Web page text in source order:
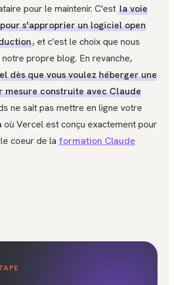
pour le maintenir. C'est la voie
s'approprier un logiciel open
, et c'est le choix que nous
propre blog. En revanche,
dès que vous voulez héberger une
mesure construite avec Claude
ne sait pas mettre en ligne votre
Vercel est conçu exactement pour
coeur de la formation Claude